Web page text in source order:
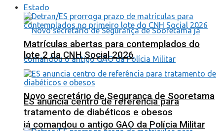
Novo secretário de Segurança de Sooretama
já comandou o antigo GAO da Polícia Militar
Estado
Matrículas abertas para contemplados do
lote 2 da CNH Social 2026
ES anuncia centro de referência para
tratamento de diabéticos e obesos